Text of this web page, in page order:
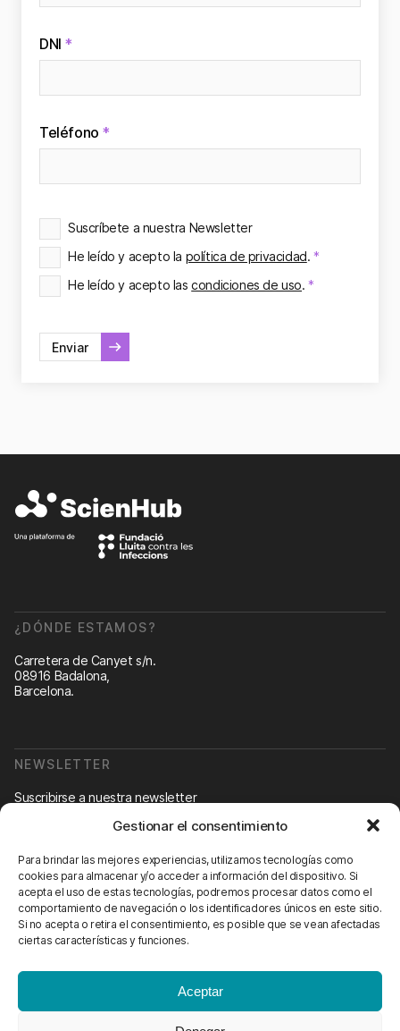
Gestionar el consentimiento
Para brindar las mejores experiencias, utilizamos tecnologías como
cookies para almacenar y/o acceder a información del dispositivo. Si
acepta el uso de estas tecnologías, podremos procesar datos como el
comportamiento de navegación o los identificadores únicos en este sitio.
Si no acepta o retira el consentimiento, es posible que se vean afectadas
ciertas características y funciones.
Aceptar
DNI *
Teléfono *
Consentimiento
Cláusula Informativa sobre el Tratamiento de
Responsable del tratamiento:Fundació Lluita contra
Finalidad: Los datos se utilizarán para gestionar su
Ejercicio de derechos:
Suscríbete a nuestra Newsletter
He leído y acepto la política de privacidad.*
He leído y acepto lascondiciones de uso.*
Enviar
¿DÓNDE ESTAMOS?
Carretera de Canyet s/n.
08916 Badalona,
Barcelona.
NEWSLETTER
Suscribirse a nuestra newsletter
CONTÁCTANOS
info@scienhub.org